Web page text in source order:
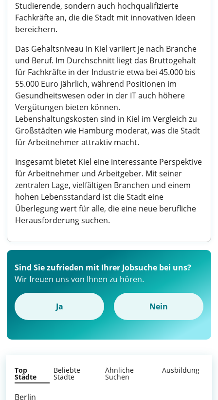
Studierende, sondern auch hochqualifizierte
Fachkräfte an, die die Stadt mit innovativen Ideen
bereichern.
Das Gehaltsniveau in Kiel variiert je nach Branche
und Beruf. Im Durchschnitt liegt das Bruttogehalt
für Fachkräfte in der Industrie etwa bei 45.000 bis
55.000 Euro jährlich, während Positionen im
Gesundheitswesen oder in der IT auch höhere
Vergütungen bieten können.
Lebenshaltungskosten sind in Kiel im Vergleich zu
Großstädten wie Hamburg moderat, was die Stadt
für Arbeitnehmer attraktiv macht.
Insgesamt bietet Kiel eine interessante Perspektive
für Arbeitnehmer und Arbeitgeber. Mit seiner
zentralen Lage, vielfältigen Branchen und einem
hohen Lebensstandard ist die Stadt eine
Überlegung wert für alle, die eine neue berufliche
Herausforderung suchen.
Sind Sie zufrieden mit Ihrer Jobsuche bei uns?
Wir freuen uns von Ihnen zu hören.
Ja Nein
Top
Städte
Beliebte
Städte
Ähnliche
Suchen
Ausbildung
Berlin